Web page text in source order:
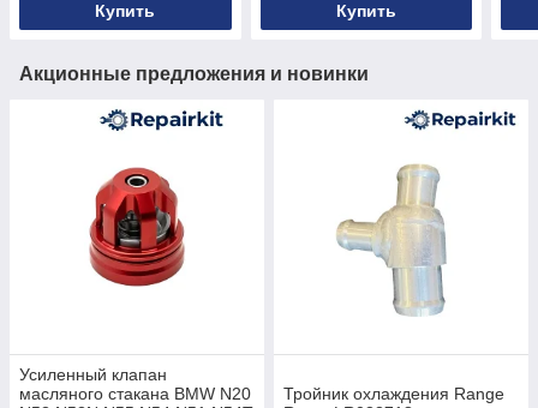
Купить Купить
Акционные предложения и новинки
Усиленный клапан
масляного стакана BMW N20
Тройник охлаждения Range